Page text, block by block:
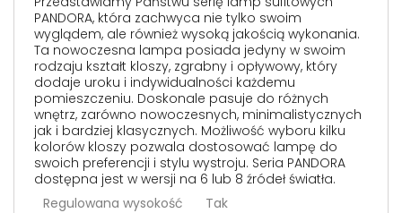
PANDORA, która zachwyca nie tylko swoim
wyglądem, ale również wysoką jakością wykonania.
Ta nowoczesna lampa posiada jedyny w swoim
rodzaju kształt kloszy, zgrabny i opływowy, który
dodaje uroku i indywidualności każdemu
pomieszczeniu. Doskonale pasuje do różnych
wnętrz, zarówno nowoczesnych, minimalistycznych
jak i bardziej klasycznych. Możliwość wyboru kilku
kolorów kloszy pozwala dostosować lampę do
swoich preferencji i stylu wystroju. Seria PANDORA
dostępna jest w wersji na 6 lub 8 źródeł światła.
Regulowana wysokość
Tak